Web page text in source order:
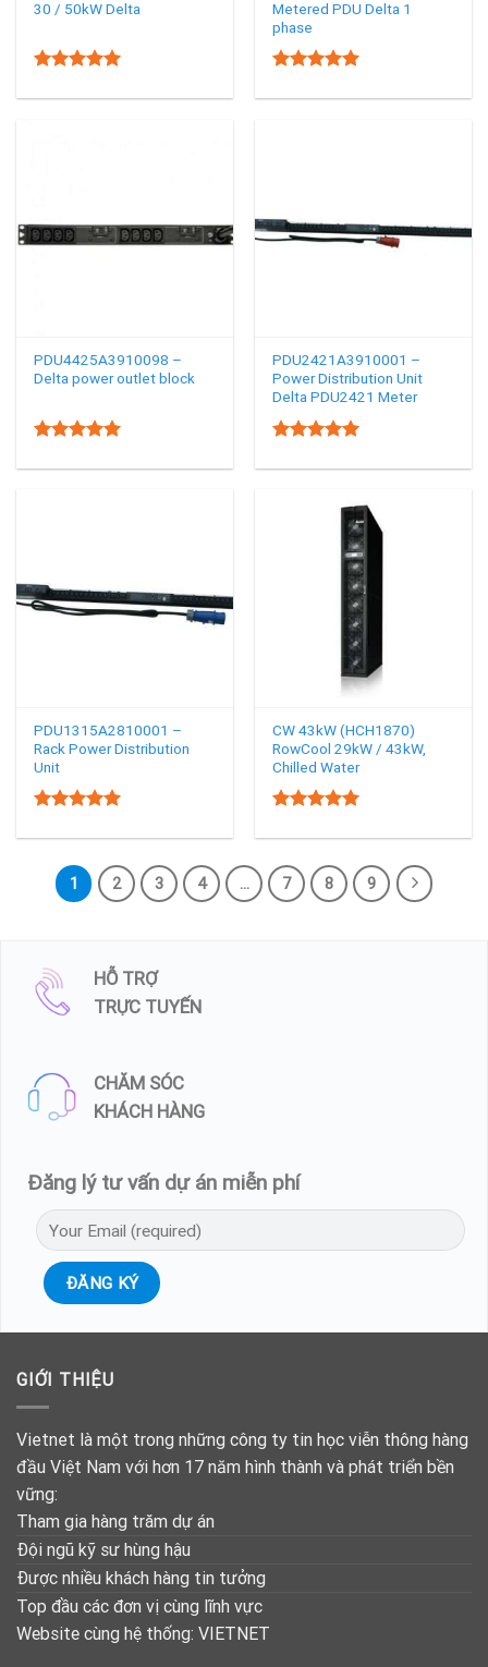
30 / 50kW Delta
out of 5
Metered PDU Delta 1
phase
out of 5
PDU4425A3910098 –
Delta power outlet block
out of 5
PDU2421A3910001 –
Power Distribution Unit
Delta PDU2421 Meter
out of 5
PDU1315A2810001 –
Rack Power Distribution
Unit
out of 5
CW 43kW (HCH1870)
RowCool 29kW / 43kW,
Chilled Water
out of 5
1 2 3 4 … 7 8 9
HỖ TRỢ
TRỰC TUYẾN
CHĂM SÓC
KHÁCH HÀNG
Đăng lý tư vấn dự án miễn phí
GIỚI THIỆU
Vietnet là một trong những công ty tin học viễn thông hàng
đầu Việt Nam với hơn 17 năm hình thành và phát triển bền
vững:
Tham gia hàng trăm dự án
Đội ngũ kỹ sư hùng hậu
Được nhiều khách hàng tin tưởng
Top đầu các đơn vị cùng lĩnh vực
Website cùng hệ thống: VIETNET